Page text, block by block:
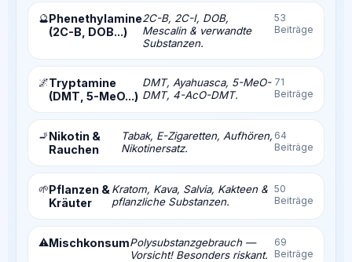
🔮Phenethylamine
(2C-B, DOB...)
2C-B, 2C-I, DOB,
Mescalin & verwandte
Substanzen.
53
Beiträge
🌌Tryptamine
(DMT, 5-MeO...)
DMT, Ayahuasca, 5-MeO-
DMT, 4-AcO-DMT.
71
Beiträge
🚬Nikotin &
Rauchen
Tabak, E-Zigaretten, Aufhören,
Nikotinersatz.
64
Beiträge
🌱Pflanzen &
Kräuter
Kratom, Kava, Salvia, Kakteen &
pflanzliche Substanzen.
50
Beiträge
⚠️MischkonsumPolysubstanzgebrauch —
Vorsicht! Besonders riskant.
69
Beiträge